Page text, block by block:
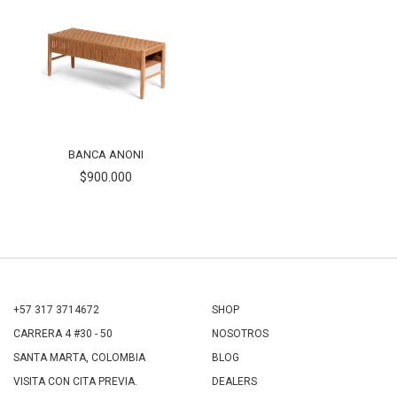
BANCA ANONI
$900.000
+57 317 3714672
CARRERA 4 #30 - 50
SANTA MARTA, COLOMBIA
VISITA CON CITA PREVIA.
SHOP
NOSOTROS
BLOG
DEALERS